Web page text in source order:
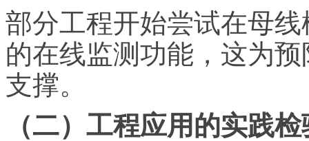
部分工程开始尝试在母
的在线监测功能，这为
支撑。
（二）工程应用的实践检